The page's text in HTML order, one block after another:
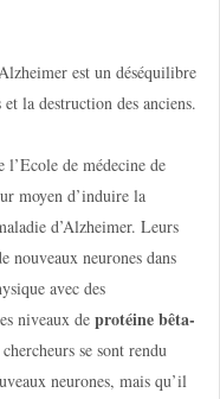
est un déséquilibre
la destruction des anciens.
de médecine de
moyen d’induire la
d’Alzheimer. Leurs
nouveaux neurones dans
avec des
niveaux de protéine bêta-
se sont rendu
neurones, mais qu’il